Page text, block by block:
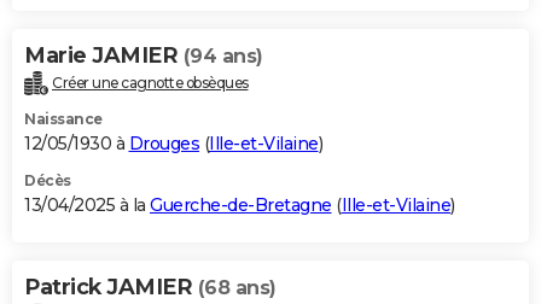
Marie JAMIER (94 ans)
Créer une cagnotte obsèques
Naissance
12/05/1930 à Drouges (Ille-et-Vilaine)
Décès
13/04/2025 à la Guerche-de-Bretagne (Ille-et-Vilaine)
Patrick JAMIER (68 ans)